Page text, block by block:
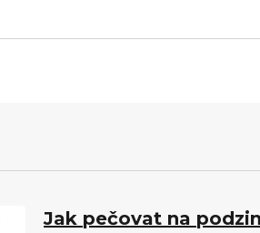
Jak pečovat na